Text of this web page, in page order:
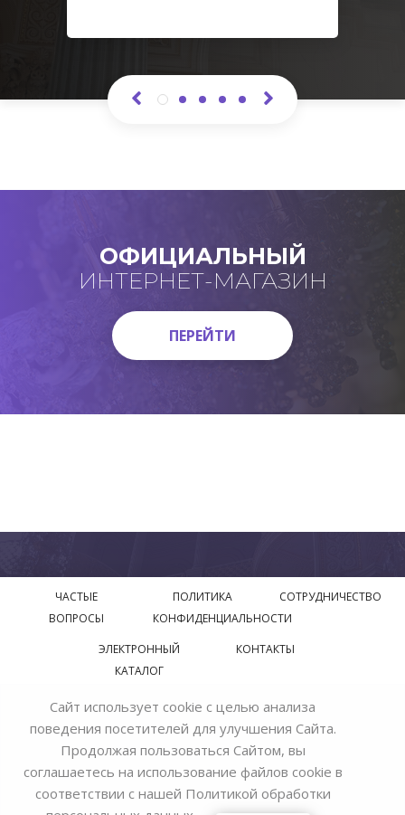
ОФИЦИАЛЬНЫЙ
ИНТЕРНЕТ-МАГАЗИН
ПЕРЕЙТИ
ПЕРЕЙТИ
ЧАСТЫЕ
ВОПРОСЫ
ПОЛИТИКА
КОНФИДЕНЦИАЛЬНОСТИ
СОТРУДНИЧЕСТВО
ЭЛЕКТРОННЫЙ
КАТАЛОГ
КОНТАКТЫ
© 2018—2026 Официальный сайт завода производителя
Bohemia Ivele Crystal
Сайт использует cookie с целью анализа
поведения посетителей для улучшения Сайта.
Продолжая пользоваться Сайтом, вы
соглашаетесь на использование файлов cookie в
соответствии с нашей Политикой обработки